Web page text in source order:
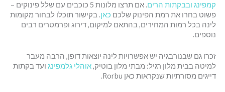
קמפינג ובבקתות הרים
. אם תרצו מלונות 5 כוכבים עם שלל פינוקים –
פשוט בחרו את רמת הפינוק שלכם כאן. בקישור תוכלו לבחור מקומות
לינה בכל רמות המחירים, בהתאם למיקום, דירוג ופרמטרים רבים
נוספים.
זכרו גם שבנורבגיה יש אפשרויות לינה יוצאות דופן, הרבה מעבר
למיטה בבית מלון רגיל: מבתי מלון בוטיק,אוהלי גלמפינגועד בקתות
דייגים מסורתיות שנקראות כאן Rorbu.